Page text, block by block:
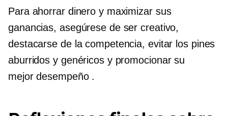
Para ahorrar dinero y maximizar sus
ganancias, asegúrese de ser creativo,
destacarse de la competencia, evitar los pines
aburridos y genéricos y promocionar su
mejor desempeño.